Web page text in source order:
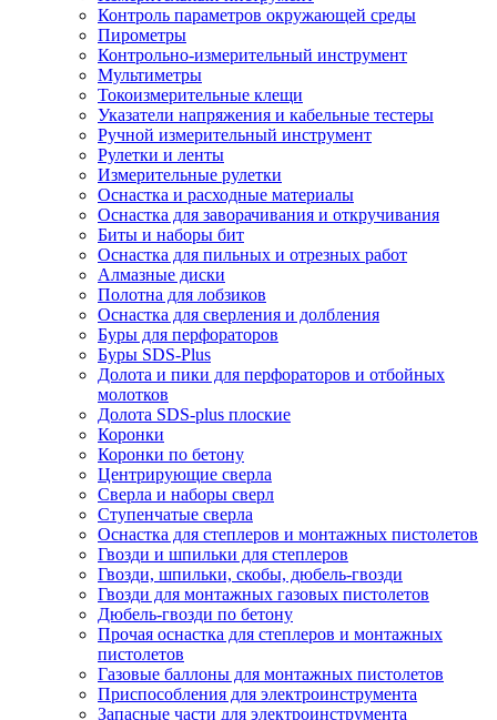
Контроль параметров окружающей среды
Пирометры
Контрольно-измерительный инструмент
Мультиметры
Токоизмерительные клещи
Указатели напряжения и кабельные тестеры
Ручной измерительный инструмент
Рулетки и ленты
Измерительные рулетки
Оснастка и расходные материалы
Оснастка для заворачивания и откручивания
Биты и наборы бит
Оснастка для пильных и отрезных работ
Алмазные диски
Полотна для лобзиков
Оснастка для сверления и долбления
Буры для перфораторов
Буры SDS-Plus
Долота и пики для перфораторов и отбойных
молотков
Долота SDS-plus плоские
Коронки
Коронки по бетону
Центрирующие сверла
Сверла и наборы сверл
Ступенчатые сверла
Оснастка для степлеров и монтажных пистолетов
Гвозди и шпильки для степлеров
Гвозди, шпильки, скобы, дюбель-гвозди
Гвозди для монтажных газовых пистолетов
Дюбель-гвозди по бетону
Прочая оснастка для степлеров и монтажных
пистолетов
Газовые баллоны для монтажных пистолетов
Приспособления для электроинструмента
Запасные части для электроинструмента